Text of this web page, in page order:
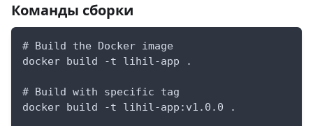
Команды сборки
# Build the Docker image
docker build -t lihil-app .
# Build with specific tag
docker build -t lihil-app:v1.0.0 .